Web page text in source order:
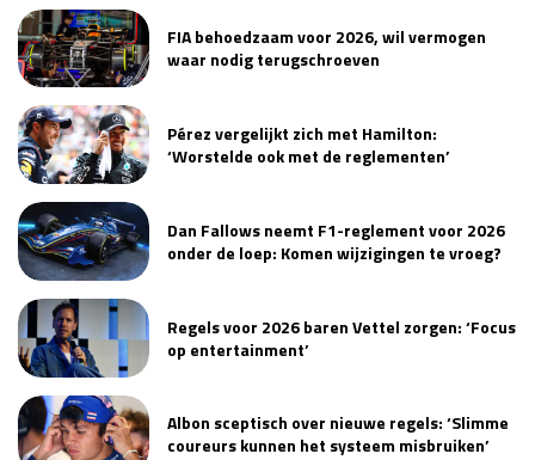
Race
FIA behoedzaam voor 2026, wil vermogen
waar nodig terugschroeven
Pérez vergelijkt zich met Hamilton:
‘Worstelde ook met de reglementen’
Dan Fallows neemt F1-reglement voor 2026
onder de loep: Komen wijzigingen te vroeg?
Regels voor 2026 baren Vettel zorgen: ‘Focus
op entertainment’
Albon sceptisch over nieuwe regels: ‘Slimme
coureurs kunnen het systeem misbruiken’